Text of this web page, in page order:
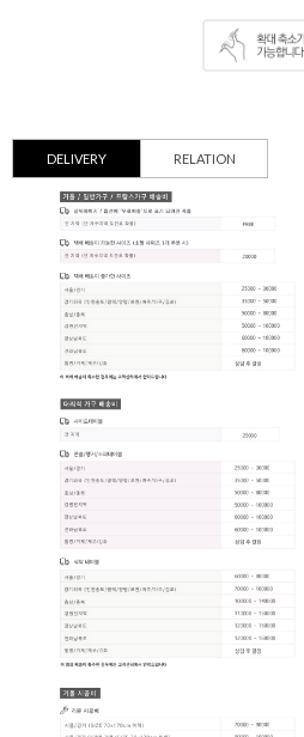
DELIVERY RELATION